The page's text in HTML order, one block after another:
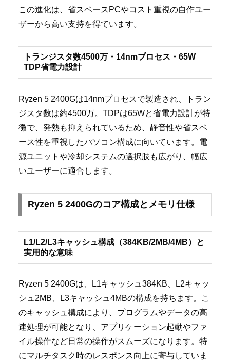
この進化は、省スペースPCやコスト重視の自作ユー
ザーから高い支持を得ています。
トランジスタ数4500万・14nmプロセス・65W
TDP省電力設計
Ryzen 5 2400Gは14nmプロセスで製造され、トラン
ジスタ数は約4500万。TDPは65Wと省電力設計が特
徴で、発熱も抑えられているため、静音性や省スペ
ース性を重視したパソコン構成に向いています。電
源ユニットや冷却システムの選択肢も広がり、幅広
いユーザーに適合します。
Ryzen 5 2400Gのコア構成とメモリ仕様
L1/L2/L3キャッシュ構成（384KB/2MB/4MB）と
実用的な意味
Ryzen 5 2400Gは、L1キャッシュ384KB、L2キャッ
シュ2MB、L3キャッシュ4MBの構成を持ちます。こ
のキャッシュ構成により、プログラムやデータの高
速処理が可能となり、アプリケーション起動やファ
イル操作など日常の操作がスムーズになります。特
にマルチタスク時のレスポンス向上に寄与していま